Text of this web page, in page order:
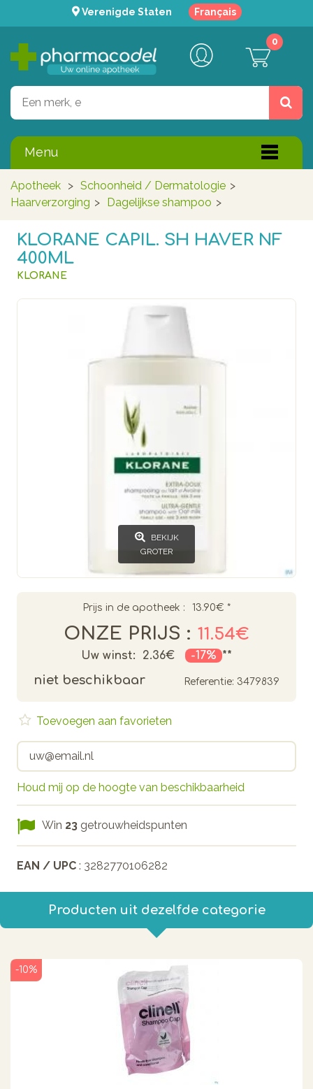
Verenigde Staten Français
0
Menu
Apotheek > Schoonheid / Dermatologie >
Haarverzorging > Dagelijkse shampoo >
KLORANE CAPIL. SH HAVER NF
400ML
KLORANE
BEKIJK
GROTER
Prijs in de apotheek : 13.90€ *
ONZE PRIJS : 11.54€
Uw winst: 2.36€ -17% **
niet beschikbaar Referentie: 3479839
Houd mij op de hoogte van beschikbaarheid
Toevoegen aan favorieten
Win 23 getrouwheidspunten
EAN / UPC : 3282770106282
Producten uit dezelfde categorie
-10%